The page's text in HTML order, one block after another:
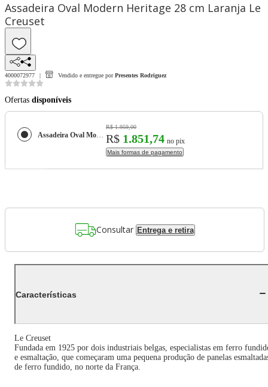
Assadeira Oval Modern Heritage 28 cm Laranja Le
Creuset
4000072977 Vendido e entregue por Presentes Rodriguez
Ofertas disponíveis
Assadeira Oval Modern Heritage 28 cm Laranja Le Creuset
R$ 1.959,00
R$ 1.851,74 no pix
Mais formas de pagamento
Consultar Entrega e retira
Características
Le Creuset
Fundada em 1925 por dois industriais belgas, especialistas em ferro
e esmaltação, que começaram uma pequena produção de panelas
de ferro fundido, no norte da França.